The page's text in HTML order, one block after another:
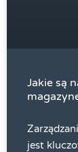
Jakie są
jest